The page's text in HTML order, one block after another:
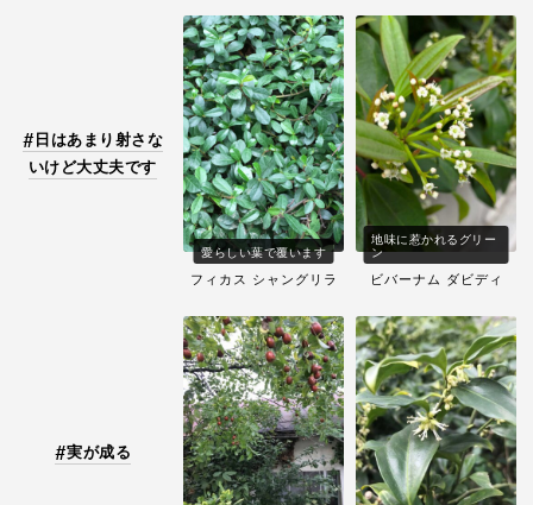
日はあまり射さな
いけど大丈夫です
愛らしい葉で覆います
フィカス シャングリラ
地味に惹かれるグリー
ン
ビバーナム ダビディ
実が成る